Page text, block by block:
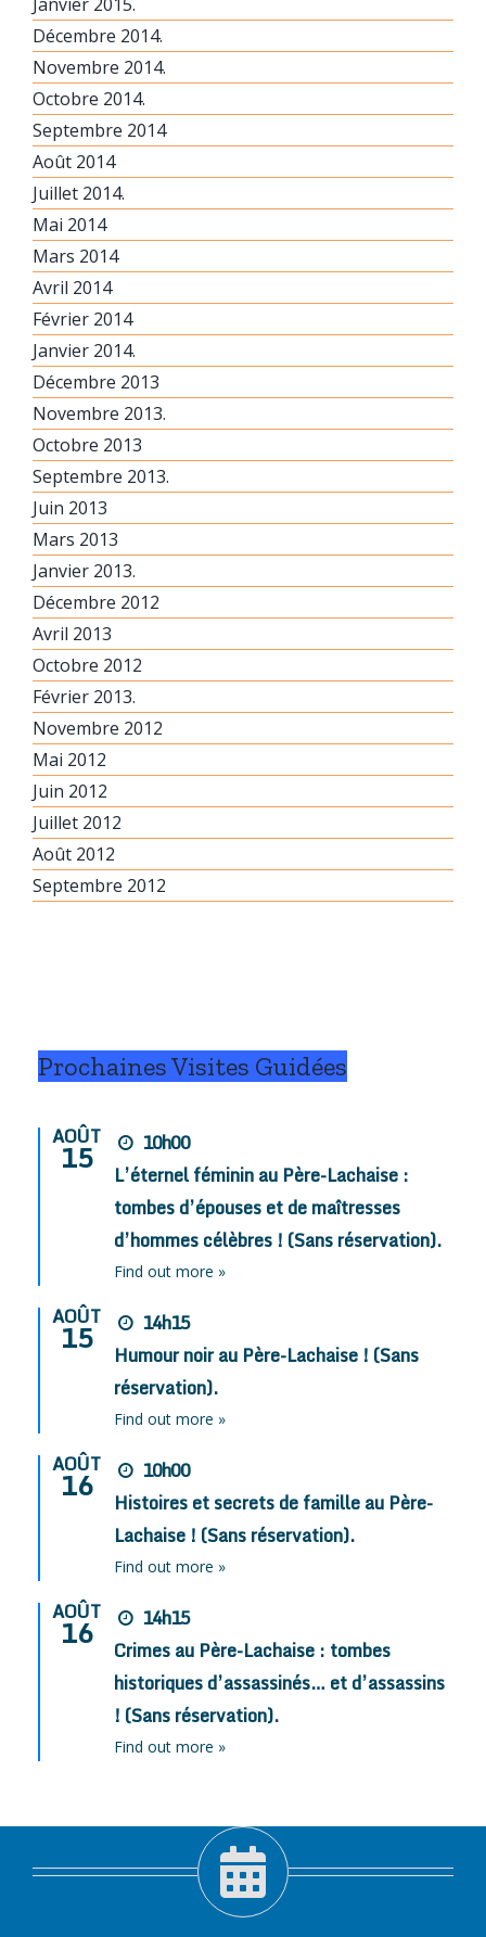
Décembre 2014.
Novembre 2014.
Octobre 2014.
Septembre 2014
Août 2014
Juillet 2014.
Mai 2014
Mars 2014
Avril 2014
Février 2014
Janvier 2014.
Décembre 2013
Novembre 2013.
Octobre 2013
Septembre 2013.
Juin 2013
Mars 2013
Janvier 2013.
Décembre 2012
Avril 2013
Octobre 2012
Février 2013.
Novembre 2012
Mai 2012
Juin 2012
Juillet 2012
Août 2012
Septembre 2012
Prochaines Visites Guidées
AOÛT
15
10h00
L’éternel féminin au Père-Lachaise :
tombes d’épouses et de maîtresses
d’hommes célèbres ! (Sans réservation).
Find out more »
AOÛT
15
14h15
Humour noir au Père-Lachaise ! (Sans
réservation).
Find out more »
AOÛT
16
10h00
Histoires et secrets de famille au Père-
Lachaise ! (Sans réservation).
Find out more »
AOÛT
16
14h15
Crimes au Père-Lachaise : tombes
historiques d’assassinés… et d’assassins
! (Sans réservation).
Find out more »